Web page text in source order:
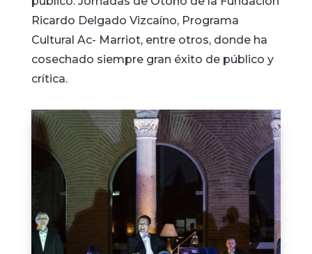
Ricardo Delgado Vizcaíno, Programa
Cultural Ac- Marriot, entre otros, donde ha
cosechado siempre gran éxito de público y
crítica.